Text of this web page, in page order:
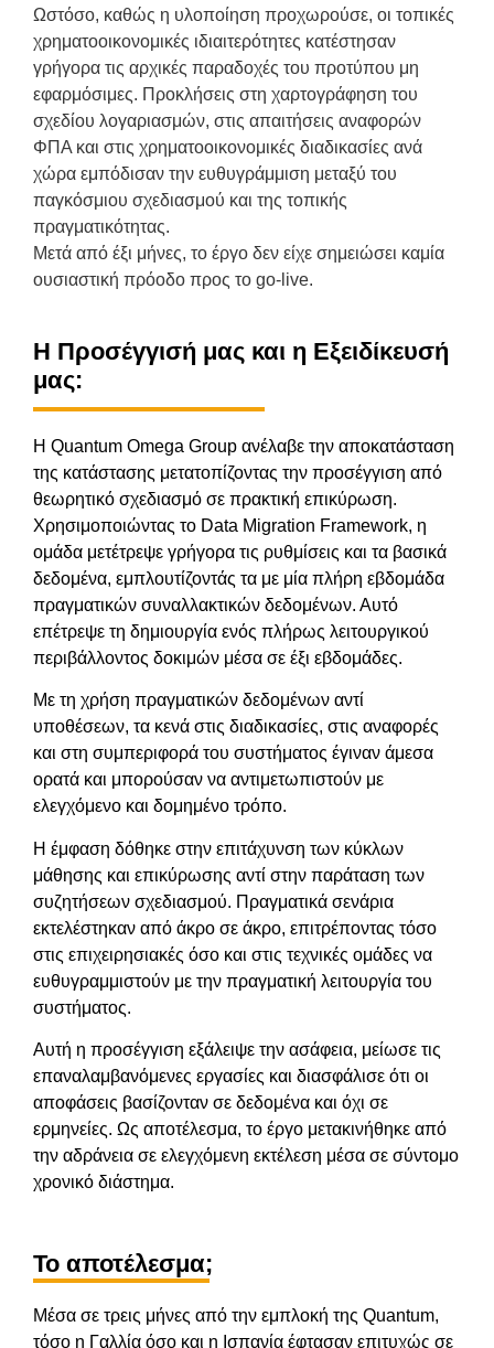
Ωστόσο, καθώς η υλοποίηση προχωρούσε, οι τοπικές
χρηματοοικονομικές ιδιαιτερότητες κατέστησαν
γρήγορα τις αρχικές παραδοχές του προτύπου μη
εφαρμόσιμες. Προκλήσεις στη χαρτογράφηση του
σχεδίου λογαριασμών, στις απαιτήσεις αναφορών
ΦΠΑ και στις χρηματοοικονομικές διαδικασίες ανά
χώρα εμπόδισαν την ευθυγράμμιση μεταξύ του
παγκόσμιου σχεδιασμού και της τοπικής
πραγματικότητας.
Μετά από έξι μήνες, το έργο δεν είχε σημειώσει καμία
ουσιαστική πρόοδο προς το go-live.
Η Προσέγγισή μας και η Εξειδίκευσή
μας:
Η Quantum Omega Group ανέλαβε την αποκατάσταση
της κατάστασης μετατοπίζοντας την προσέγγιση από
θεωρητικό σχεδιασμό σε πρακτική επικύρωση.
Χρησιμοποιώντας το Data Migration Framework, η
ομάδα μετέτρεψε γρήγορα τις ρυθμίσεις και τα βασικά
δεδομένα, εμπλουτίζοντάς τα με μία πλήρη εβδομάδα
πραγματικών συναλλακτικών δεδομένων. Αυτό
επέτρεψε τη δημιουργία ενός πλήρως λειτουργικού
περιβάλλοντος δοκιμών μέσα σε έξι εβδομάδες.
Με τη χρήση πραγματικών δεδομένων αντί
υποθέσεων, τα κενά στις διαδικασίες, στις αναφορές
και στη συμπεριφορά του συστήματος έγιναν άμεσα
ορατά και μπορούσαν να αντιμετωπιστούν με
ελεγχόμενο και δομημένο τρόπο.
Η έμφαση δόθηκε στην επιτάχυνση των κύκλων
μάθησης και επικύρωσης αντί στην παράταση των
συζητήσεων σχεδιασμού. Πραγματικά σενάρια
εκτελέστηκαν από άκρο σε άκρο, επιτρέποντας τόσο
στις επιχειρησιακές όσο και στις τεχνικές ομάδες να
ευθυγραμμιστούν με την πραγματική λειτουργία του
συστήματος.
Αυτή η προσέγγιση εξάλειψε την ασάφεια, μείωσε τις
επαναλαμβανόμενες εργασίες και διασφάλισε ότι οι
αποφάσεις βασίζονταν σε δεδομένα και όχι σε
ερμηνείες. Ως αποτέλεσμα, το έργο μετακινήθηκε από
την αδράνεια σε ελεγχόμενη εκτέλεση μέσα σε σύντομο
χρονικό διάστημα.
Το αποτέλεσμα;
Μέσα σε τρεις μήνες από την εμπλοκή της Quantum,
τόσο η Γαλλία όσο και η Ισπανία έφτασαν επιτυχώς σε